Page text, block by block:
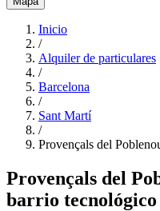
Inicio
/
Alquiler de particulares
/
Barcelona
/
Sant Martí
/
Provençals del
Provençals del
barrio